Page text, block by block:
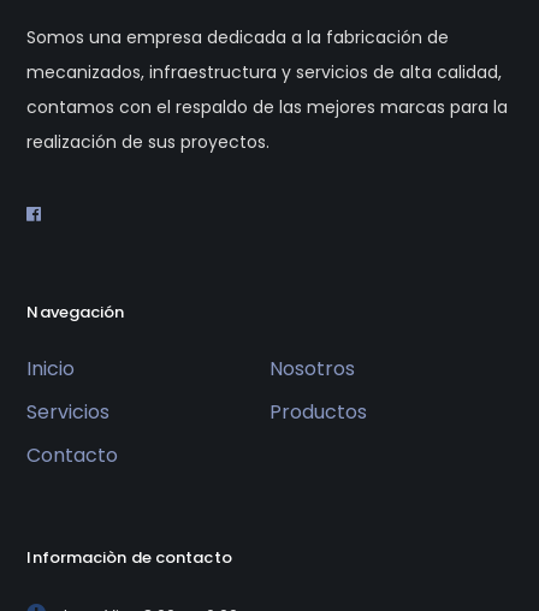
Somos una empresa dedicada a la fabricación de
mecanizados, infraestructura y servicios de alta calidad,
contamos con el respaldo de las mejores marcas para la
realización de sus proyectos.
Navegación
Inicio
Nosotros
Servicios
Productos
Contacto
Informaciòn de contacto